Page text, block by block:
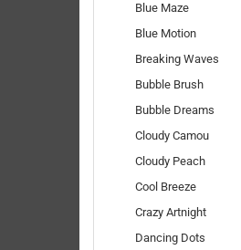
Blue Maze
Blue Motion
Breaking Waves
Bubble Brush
Bubble Dreams
Cloudy Camou
Cloudy Peach
Cool Breeze
Crazy Artnight
Dancing Dots